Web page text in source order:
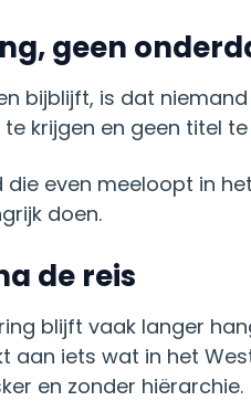
geen
bijblijft, is dat
krijgen en geen titel
even meeloopt in
doen.
de reis
blijft vaak langer
aan iets wat in het
en zonder hiërarchie.